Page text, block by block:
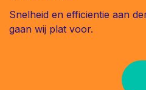
Snelheid en efficientie aan
gaan wij plat voor.